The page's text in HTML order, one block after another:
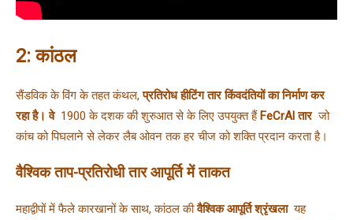
2: कांठल
सैंडविक के विंग के तहत कंथल, प्रतिरोध हीटिंग तार किंवदंतियों का निर्माण कर
रहा है। वे 1900 के दशक की शुरुआत से के लिए उपयुक्त हैं FeCrAl तार जो
कांच को पिघलाने से लेकर लैब ओवन तक हर चीज को शक्ति प्रदान करता है।
वैश्विक ताप-प्रतिरोधी तार आपूर्ति में ताकत
महाद्वीपों में फैले कारखानों के साथ, कांठल की वैश्विक आपूर्ति श्रृंखला यह